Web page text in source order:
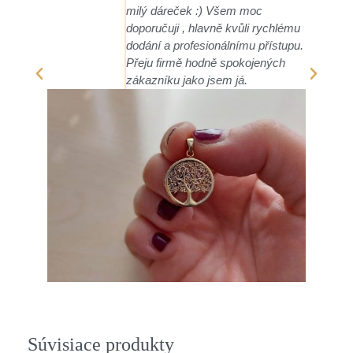
Súvisiace produkty